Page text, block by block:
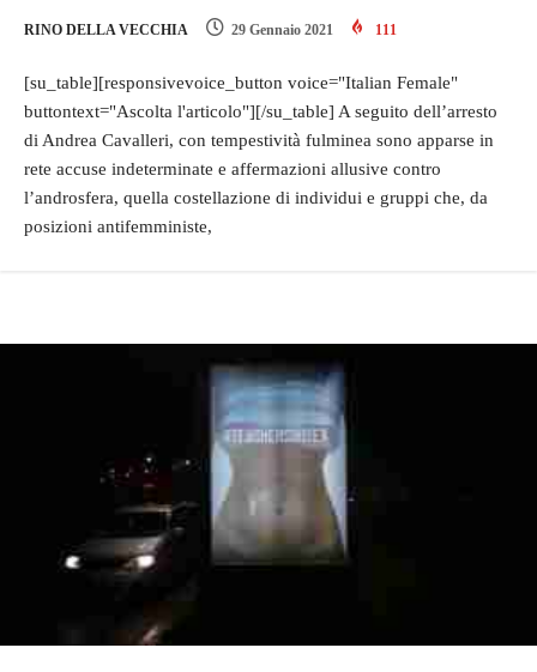
RINO DELLA VECCHIA 29 Gennaio 2021 111
[su_table][responsivevoice_button voice="Italian Female"
buttontext="Ascolta l'articolo"][/su_table] A seguito dell’arresto
di Andrea Cavalleri, con tempestività fulminea sono apparse in
rete accuse indeterminate e affermazioni allusive contro
l’androsfera, quella costellazione di individui e gruppi che, da
posizioni antifemministe,